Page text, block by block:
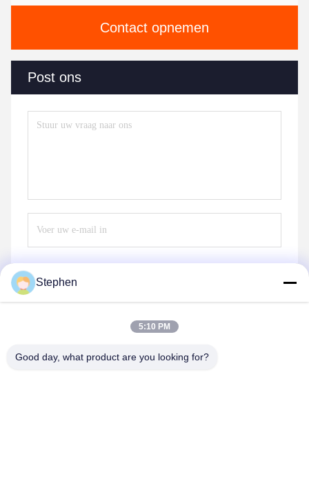
Contact opnemen
Post ons
Stephen
5:10 PM
Good day, what product are you looking for?